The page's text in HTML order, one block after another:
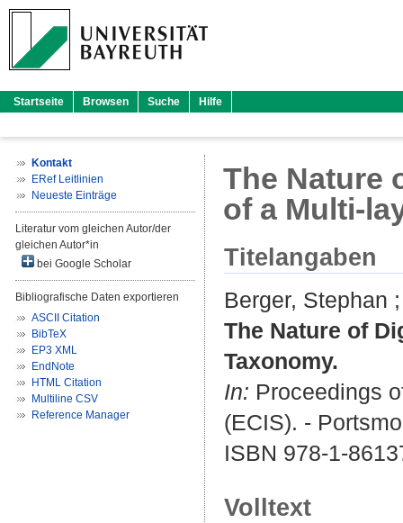
Startseite Browsen Suche Hilfe
Kontakt
ERef Leitlinien
Neueste Einträge
Literatur vom gleichen Autor/der
gleichen Autor*in
bei Google Scholar
Bibliografische Daten exportieren
ASCII Citation
BibTeX
EP3 XML
EndNote
HTML Citation
Multiline CSV
Reference Manager
The Nature
of a Multi-
Titelangaben
Berger, Stephan
The Nature of
Taxonomy.
In: Proceedings
(ECIS). -
ISBN 978-1-
Volltext